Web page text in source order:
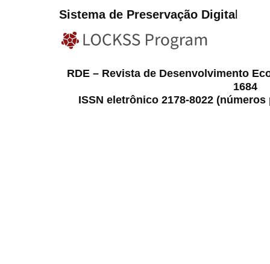
Sistema de Preservação Digital
RDE – Revista de Desenvolvimento
1684
ISSN eletrônico 2178-8022